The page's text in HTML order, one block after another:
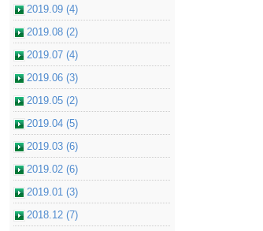
2019.09 (4)
2019.08 (2)
2019.07 (4)
2019.06 (3)
2019.05 (2)
2019.04 (5)
2019.03 (6)
2019.02 (6)
2019.01 (3)
2018.12 (7)